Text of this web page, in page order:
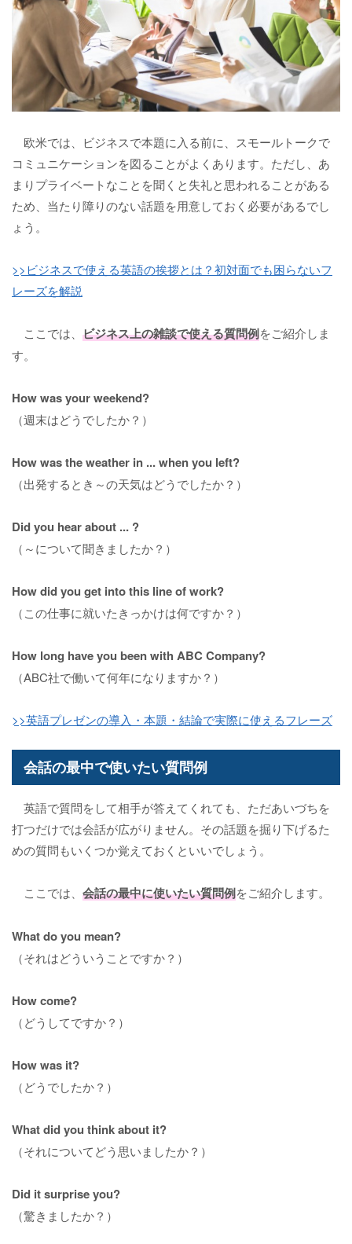
欧米では、ビジネスで本題に入る前に、スモールトークで
コミュニケーションを図ることがよくあります。ただし、あ
まりプライベートなことを聞くと失礼と思われることがある
ため、当たり障りのない話題を用意しておく必要があるでし
ょう。
>>ビジネスで使える英語の挨拶とは？初対面でも困らないフ
レーズを解説
ここでは、 ビジネス上の雑談で使える質問例をご紹介しま
す。
How was your weekend?
（週末はどうでしたか？）
How was the weather in ... when you left?
（出発するとき～の天気はどうでしたか？）
Did you hear about ... ?
（～について聞きましたか？）
How did you get into this line of work?
（この仕事に就いたきっかけは何ですか？）
How long have you been with ABC Company?
（ABC社で働いて何年になりますか？）
>>英語プレゼンの導入・本題・結論で実際に使えるフレーズ
会話の最中で使いたい質問例
英語で質問をして相手が答えてくれても、ただあいづちを
打つだけでは会話が広がりません。その話題を掘り下げるた
めの質問もいくつか覚えておくといいでしょう。
ここでは、 会話の最中に使いたい質問例をご紹介します。
What do you mean?
（それはどういうことですか？）
How come?
（どうしてですか？）
How was it?
（どうでしたか？）
What did you think about it?
（それについてどう思いましたか？）
Did it surprise you?
（驚きましたか？）